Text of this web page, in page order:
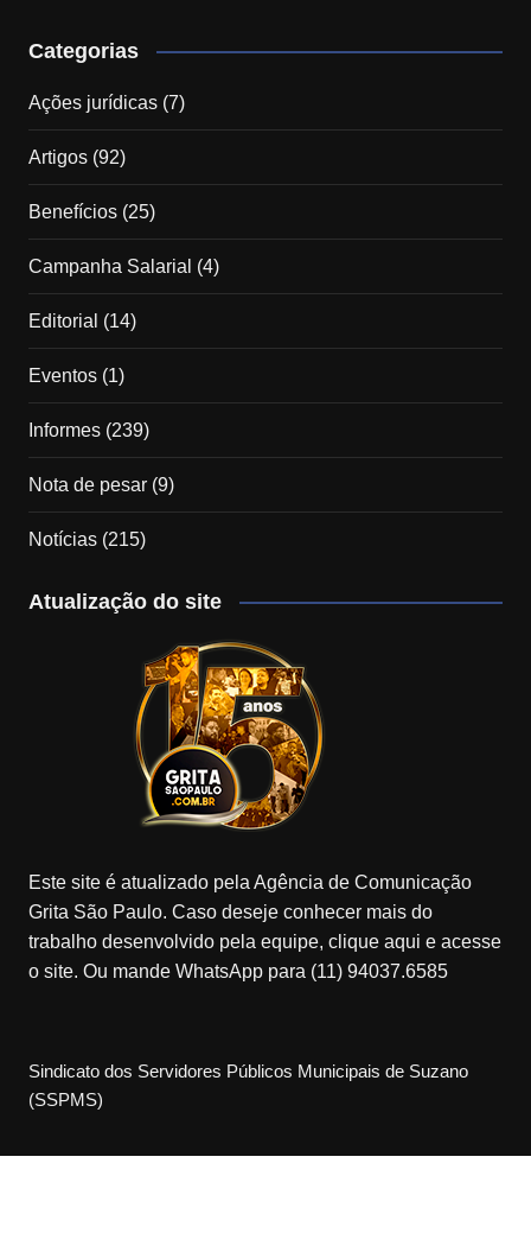
Categorias
Ações jurídicas(7)
Artigos(92)
Benefícios(25)
Campanha Salarial (4)
Editorial (14)
Eventos(1)
Informes(239)
Nota de pesar(9)
Notícias(215)
Atualização do site
Este site é atualizado pela Agência de Comunicação
Grita São Paulo. Caso deseje conhecer mais do
trabalho desenvolvido pela equipe, clique aqui e acesse
o site. Ou mande WhatsApp para (11) 94037.6585
Sindicato dos Servidores Públicos Municipais de Suzano
(SSPMS)